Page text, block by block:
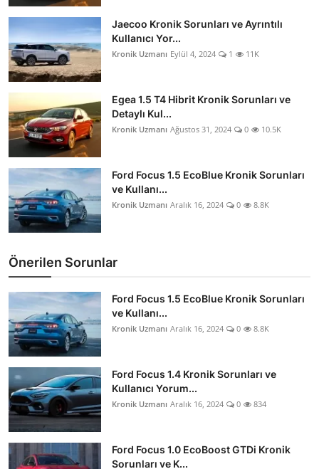
Jaecoo Kronik Sorunları ve Ayrıntılı
Kullanıcı Yor...
Kronik Uzmanı Eylül 4, 2024 1 11K
Egea 1.5 T4 Hibrit Kronik Sorunları ve
Detaylı Kul...
Kronik Uzmanı Ağustos 31, 2024 0 10.5K
Ford Focus 1.5 EcoBlue Kronik Sorunları
ve Kullanı...
Kronik Uzmanı Aralık 16, 2024 0 8.8K
Önerilen Sorunlar
Ford Focus 1.5 EcoBlue Kronik Sorunları
ve Kullanı...
Kronik Uzmanı Aralık 16, 2024 0 8.8K
Ford Focus 1.4 Kronik Sorunları ve
Kullanıcı Yorum...
Kronik Uzmanı Aralık 16, 2024 0 834
Ford Focus 1.0 EcoBoost GTDi Kronik
Sorunları ve K...